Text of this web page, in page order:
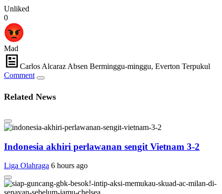
Unliked
0
Mad
Carlos Alcaraz Absen Berminggu-minggu, Everton Terpukul
Comment
Related News
Indonesia akhiri perlawanan sengit Vietnam 3-2
Liga Olahraga 6 hours ago